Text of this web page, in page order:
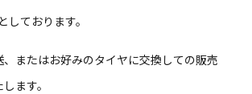
ております。
またはお好みのタイヤに交換しての販売
ます。